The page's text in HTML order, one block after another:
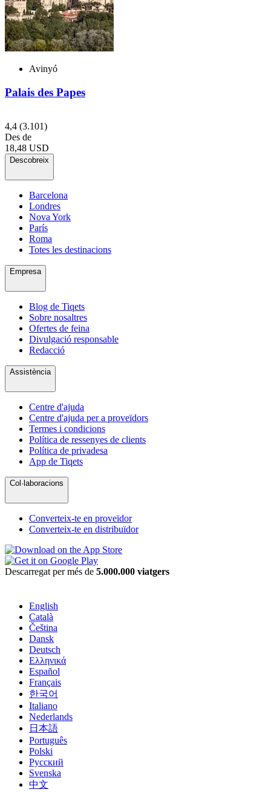
Avinyó
Palais des Papes
4,4 (3.101)
Des de
18,48 USD
Descobreix
Barcelona
Londres
Nova York
París
Roma
Totes les destinacions
Empresa
Blog de Tiqets
Sobre nosaltres
Ofertes de feina
Divulgació responsable
Redacció
Assistència
Centre d'ajuda
Centre d'ajuda per a proveïdors
Termes i condicions
Política de ressenyes de clients
Política de privadesa
App de Tiqets
Col·laboracions
Converteix-te en proveïdor
Converteix-te en distribuïdor
Descarregat per més de 5.000.000 viatgers
English
Català
Čeština
Dansk
Deutsch
Ελληνικά
Español
Français
한국어
Italiano
Nederlands
日本語
Português
Polski
Русский
Svenska
中文